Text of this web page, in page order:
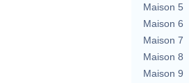
Maison 5
Maison 6
Maison 7
Maison 8
Maison 9